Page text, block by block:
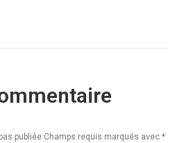
publiée Champs requis marqués avec *